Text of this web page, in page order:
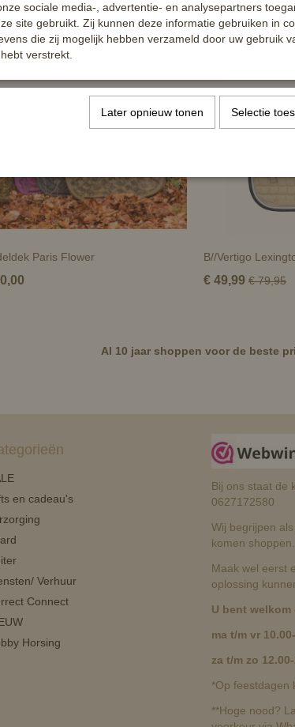
Paris Flower B//Vertigo
€ 49,99 € 79,95
Al 10 jaar shoppen voor de beste
en cadeau's
Verhuur
Connect
Horsing
Bij ons staat de
0627172580
Wij begrijpen
komen
Maak wel eerst
oplossing
U bent welkom
ma t/m vr
za t/m zo
*Op feestdagen
**Hoge nood?
sociale media-, advertentie- en analysepartners
site gebruikt. Zij kunnen deze informatie gebruiken in
die zij mogelijk hebben verzameld door uw gebruik
verstrekt.
Later opnieuw tonen Selectie